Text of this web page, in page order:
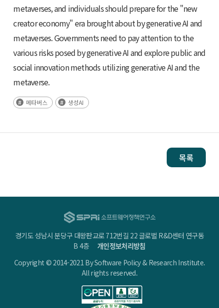
metaverses, and individuals should prepare for the "new
creator economy" era brought about by generative AI and
metaverses. Governments need to pay attention to the
various risks posed by generative AI and explore public and
social innovation methods utilizing generative AI and the
metaverse.
메타버스 생성AI
목록
경기도 성남시 분당구 대왕판교로 712번길 22 글로벌 R&D센터 연구동
B 4층개인정보처리방침
Copyright © 2014-2021 By Software Policy & Research Institute.
All rights reserved.